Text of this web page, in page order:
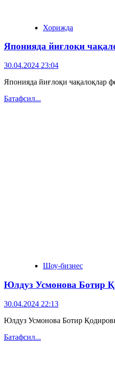
Хорижда
Японияда йиғлоқи
30.04.2024 23:04
Японияда йиғлоқи чақалоқлар
Батафсил...
Шоу-бизнес
Юлдуз Усмонова Ботир
30.04.2024 22:13
Юлдуз Усмонова Ботир
Батафсил...